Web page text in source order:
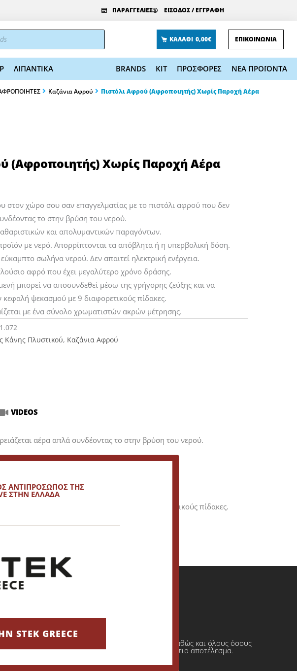
ΠΑΡΑΓΓΕΛΙΕΣ ΕΙΣΟΔΟΣ / ΕΓΓΡΑΦΗ
ΚΑΛΑΘΙ 0,00€ ΕΠΙΚΟΙΝΩΝΙΑ
ΛΙΠΑΝΤΙΚΑ BRANDS KIT ΠΡΟΣΦΟΡΕΣ ΝΕΑ ΠΡΟΪΟΝΤΑ
Καζάνια Αφρού Πιστόλι Αφρού (Αφροποιητής) Χωρίς Παροχή Αέρα
(Αφροποιητής) Χωρίς Παροχή Αέρα
στον χώρο σου σαν επαγγελματίας με το πιστόλι αφρού που δεν
το στην βρύση του νερού.
και απολυμαντικών παραγόντων.
με νερό. Απορρίπτονται τα απόβλητα ή η υπερβολική δόση.
σωλήνα νερού. Δεν απαιτεί ηλεκτρική ενέργεια.
αφρό που έχει μεγαλύτερο χρόνο δράσης.
μπορεί να αποσυνδεθεί μέσω της γρήγορης ζεύξης και να
κεφαλή ψεκασμού με 9 διαφορετικούς πίδακες.
με ένα σύνολο χρωματιστών ακρών μέτρησης.
Κάνης Πλυστικού, Καζάνια Αφρού
VIDEOS
αέρα απλά συνδέοντας το στην βρύση του νερού.
από την κεφαλή ψεκασμού με 9 διαφορετικούς πίδακες.
αυτοκινήτων και πρατήρια υγρών καυσίμων καθώς και όλους όσους
και δίνουν έμφαση πάντοτε σε ένα τελικό άρτιο αποτέλεσμα.
ΑΝΤΙΠΡΟΣΩΠΟΣ ΤΗΣ
ΣΤΗΝ ΕΛΛΑΔΑ
STEK GREECE